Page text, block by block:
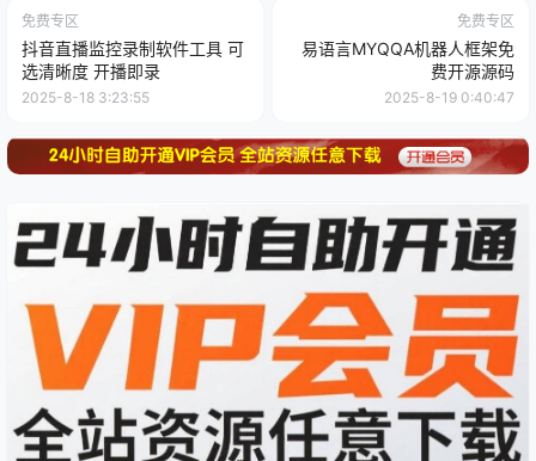
免费专区
抖音直播监控录制软件工具 可
选清晰度 开播即录
2025-8-18 3:23:55
免费专区
易语言MYQQA机器人框架免
费开源源码
2025-8-19 0:40:47